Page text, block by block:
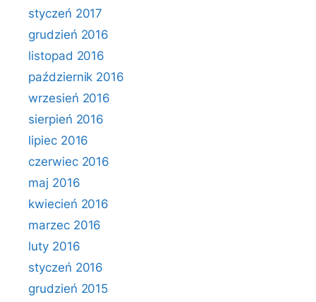
styczeń 2017
grudzień 2016
listopad 2016
październik 2016
wrzesień 2016
sierpień 2016
lipiec 2016
czerwiec 2016
maj 2016
kwiecień 2016
marzec 2016
luty 2016
styczeń 2016
grudzień 2015